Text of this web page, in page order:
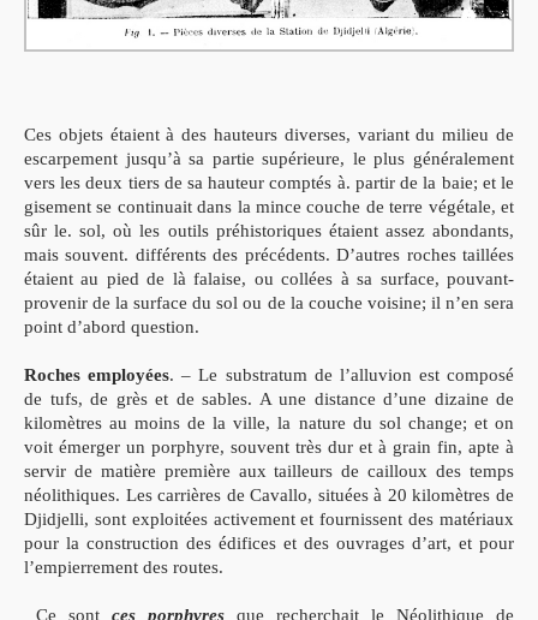
Ces objets étaient à des hauteurs diverses, variant du milieu de
escarpement jusqu’à sa partie supérieure, le plus généralement
vers les deux tiers de sa hauteur comptés à. partir de la baie; et le
gisement se continuait dans la mince couche de terre végétale, et
sûr le. sol, où les outils préhistoriques étaient assez abondants,
mais souvent. différents des précédents.D’autres roches taillées
étaient au pied de là falaise, ou collées à sa surface, pouvant-
provenir de la surface du sol ou de la couche voisine; il n’en sera
point d’abord question.
Roches employées. – Le substratum de l’alluvion est composé
de tufs, de grès et de sables. A une distance d’une dizaine de
kilomètres au moins de la ville, la nature du sol change; et on
voit émerger un porphyre, souvent très dur et à grain fin, apte à
servir de matière première aux tailleurs de cailloux des temps
néolithiques. Les carrières de Cavallo, situées à 20 kilomètres de
Djidjelli, sont exploitées activement et fournissent des matériaux
pour la construction des édifices et des ouvrages d’art, et pour
l’empierrement des routes.
Ce sont ces porphyres que recherchait le Néolithique de